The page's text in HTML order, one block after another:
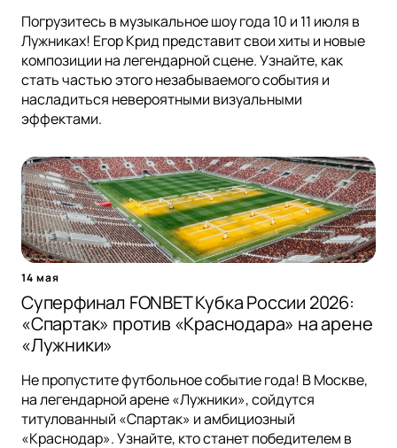
Погрузитесь в музыкальное шоу года 10 и 11 июля в
Лужниках! Егор Крид представит свои хиты и новые
композиции на легендарной сцене. Узнайте, как
стать частью этого незабываемого события и
насладиться невероятными визуальными
эффектами.
14 мая
Суперфинал FONBET Кубка России 2026:
«Спартак» против «Краснодара» на арене
«Лужники»
Не пропустите футбольное событие года! В Москве,
на легендарной арене «Лужники», сойдутся
титулованный «Спартак» и амбициозный
«Краснодар». Узнайте, кто станет победителем в